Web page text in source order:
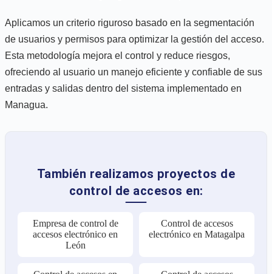
Aplicamos un criterio riguroso basado en la segmentación
de usuarios y permisos para optimizar la gestión del acceso.
Esta metodología mejora el control y reduce riesgos,
ofreciendo al usuario un manejo eficiente y confiable de sus
entradas y salidas dentro del sistema implementado en
Managua.
También realizamos proyectos de
control de accesos en:
Empresa de control de
accesos electrónico en
León
Control de accesos
electrónico en Matagalpa